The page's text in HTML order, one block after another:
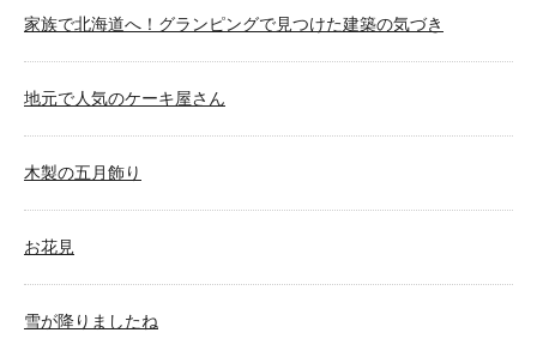
家族で北海道へ！グランピングで見つけた建築の気づき
地元で人気のケーキ屋さん
木製の五月飾り
お花見
雪が降りましたね